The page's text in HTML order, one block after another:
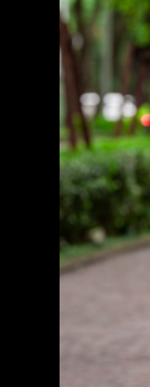
業利益(